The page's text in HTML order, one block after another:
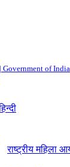
Government of India
राष्ट्रीय महिला